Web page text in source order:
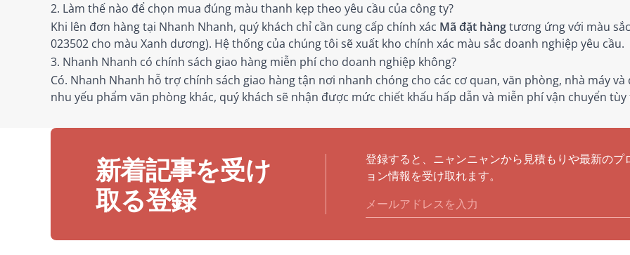
2. Làm thế nào để chọn mua đúng màu thanh kẹp theo yêu cầu của công ty?
Khi lên đơn hàng tại Nhanh Nhanh, quý khách chỉ cần cung cấp chính xác Mã đặt hàngtương ứng với màu
023502 cho màu Xanh dương). Hệ thống của chúng tôi sẽ xuất kho chính xác màu sắc doanh nghiệp yêu cầu.
3. Nhanh Nhanh có chính sách giao hàng miễn phí cho doanh nghiệp không?
Có. Nhanh Nhanh hỗ trợ chính sách giao hàng tận nơi nhanh chóng cho các cơ quan, văn phòng, nhà máy
nhu yếu phẩm văn phòng khác, quý khách sẽ nhận được mức chiết khấu hấp dẫn và miễn phí vận chuyển
新着記事を受け
取る登録
登録すると、ニャンニャンから見積もりや最新のプ
ョン情報を受け取れます。